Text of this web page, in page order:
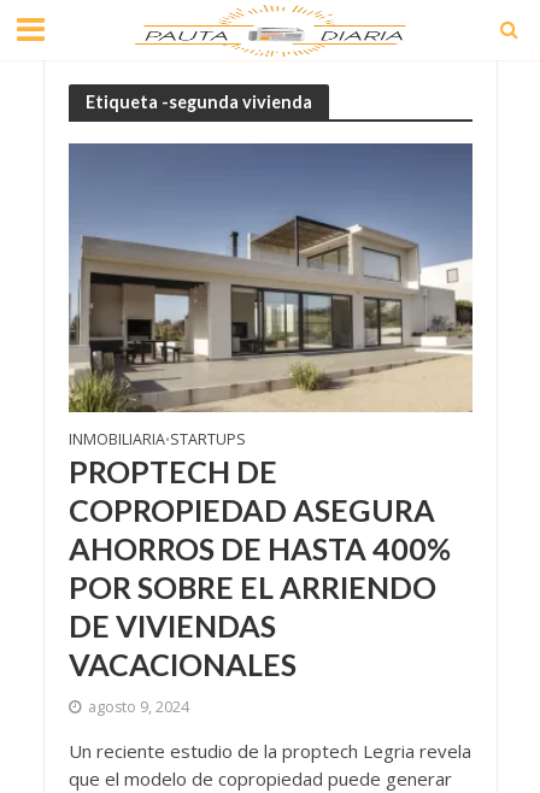
Etiqueta -segunda vivienda
INMOBILIARIA•STARTUPS
​PROPTECH DE
COPROPIEDAD ASEGURA
AHORROS DE HASTA 400%
POR SOBRE EL ARRIENDO
DE VIVIENDAS
VACACIONALES
agosto 9, 2024
Un reciente estudio de la proptech Legria revela
que el modelo de copropiedad puede generar